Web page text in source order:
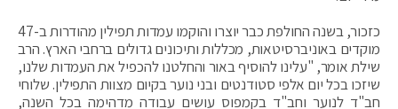
כזכור, בשנה החולפת כבר יוצרו והוקמו עמדות תפילין מהודרות ב-47
מוקדים באוניברסיטאות, מכללות ותיכונים גדולים ברחבי הארץ. הרב
שילת אומר, "עלינו להוסיף באור והחלטנו להכפיל את העמדות שלנו,
שיזכו בכל יום אלפי סטודנטים ובני נוער בקיום מצוות התפילין. שלוחי
חב"ד לנוער וחב"ד בקמפוס עושים עבודה מדהימה בכל השנה,